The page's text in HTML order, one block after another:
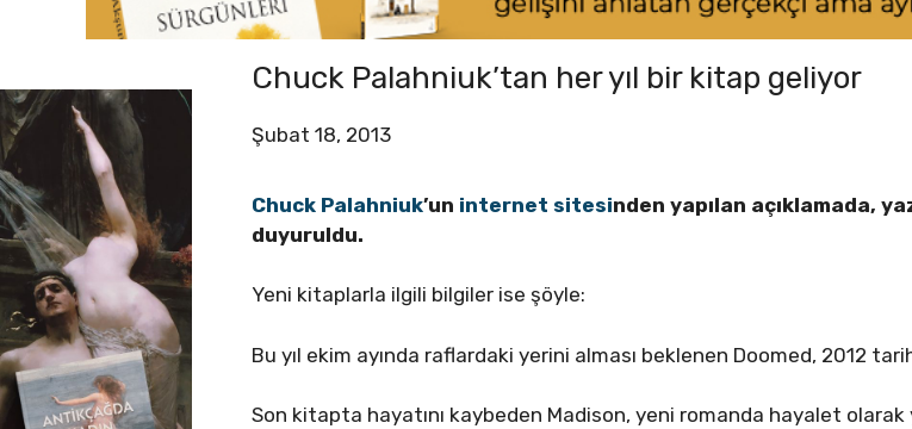
Chuck Palahniuk’tan her yıl bir kitap geliyor
Şubat 18, 2013
Chuck Palahniuk’un internet sitesinden yapılan açıklamada,
duyuruldu.
Yeni kitaplarla ilgili bilgiler ise şöyle:
Bu yıl ekim ayında raflardaki yerini alması beklenen Doomed, 2012
Son kitapta hayatını kaybeden Madison, yeni romanda hayalet